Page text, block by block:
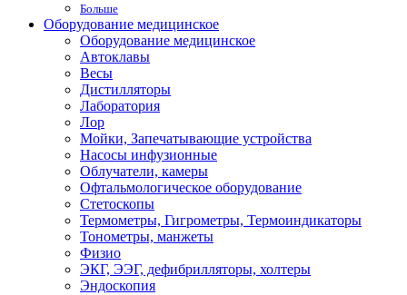
Больше
Оборудование медицинское
Оборудование медицинское
Автоклавы
Весы
Дистилляторы
Лаборатория
Лор
Мойки, Запечатывающие устройства
Насосы инфузионные
Облучатели, камеры
Офтальмологическое оборудование
Стетоскопы
Термометры, Гигрометры, Термоиндикаторы
Тонометры, манжеты
Физио
ЭКГ, ЭЭГ, дефибрилляторы, холтеры
Эндоскопия